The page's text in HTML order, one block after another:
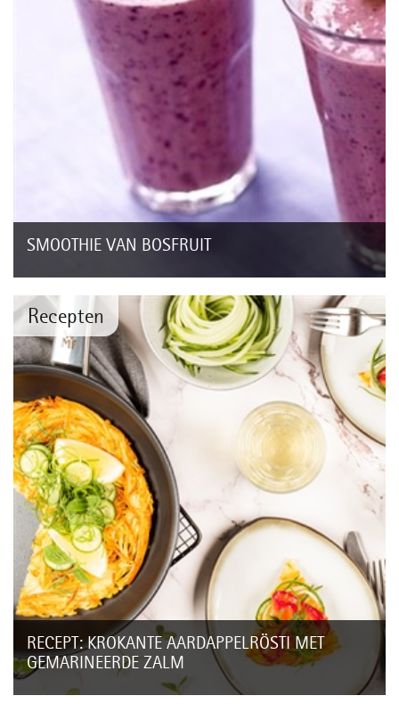
SMOOTHIE VAN BOSFRUIT
RECEPT: KROKANTE AARDAPPELRÖSTI MET
GEMARINEERDE ZALM
Voor 2 personen
Recepten